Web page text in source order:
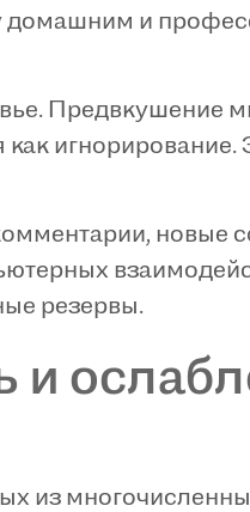
домашним и
Предвкушение
игнорирование.
новые
резервы.
и
из